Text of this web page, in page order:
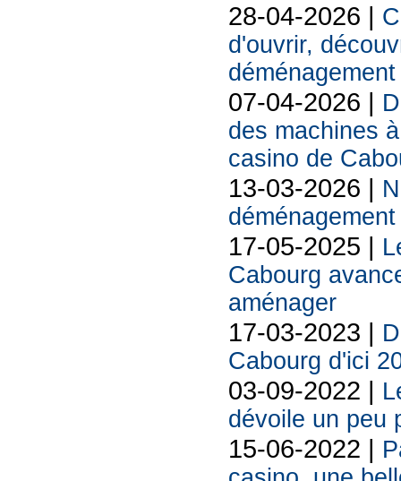
28-04-2026 |
d'ouvrir,
07-04-2026 |
des machines
casino de
13-03-2026 |
17-05-2025 |
Cabourg
aménager
17-03-2023 |
Cabourg d'ici
03-09-2022 |
dévoile un peu
15-06-2022 |